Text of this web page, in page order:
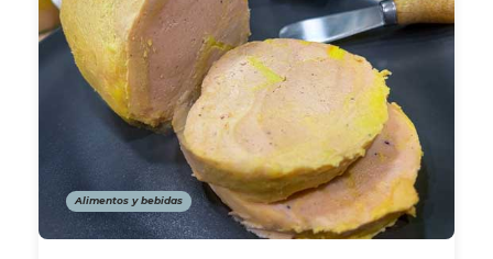
Alimentos y bebidas